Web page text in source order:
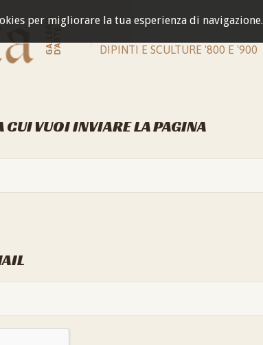
per migliorare la tua esperienza di navigazione.
GALLERIAD'ARTE DIPINTI E SCULTURE '800 E '900
VUOI INVIARE LA PAGINA